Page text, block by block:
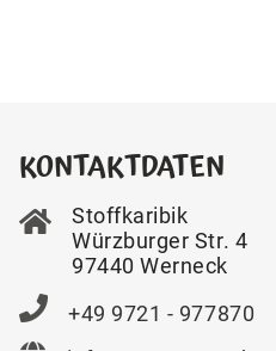
KONTAKTDATEN
Stoffkaribik
Würzburger Str. 4
97440 Werneck
+49 9721 - 977870